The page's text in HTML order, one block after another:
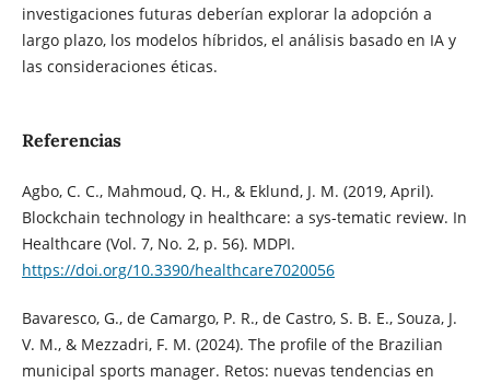
investigaciones futuras deberían explorar la adopción a
largo plazo, los modelos híbridos, el análisis basado en IA y
las consideraciones éticas.
Referencias
Agbo, C. C., Mahmoud, Q. H., & Eklund, J. M. (2019, April).
Blockchain technology in healthcare: a sys-tematic review. In
Healthcare (Vol. 7, No. 2, p. 56). MDPI.
https://doi.org/10.3390/healthcare7020056
Bavaresco, G., de Camargo, P. R., de Castro, S. B. E., Souza, J.
V. M., & Mezzadri, F. M. (2024). The profile of the Brazilian
municipal sports manager. Retos: nuevas tendencias en